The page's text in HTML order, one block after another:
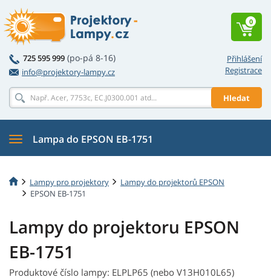
Přihlášení
Registrace
725 595 999 (po-pá 8-16)
info@projektory-lampy.cz
Hledat
0
Lampa do EPSON EB-1751
Lampy pro projektory
Lampy do projektorů EPSON
EPSON EB-1751
Lampy do projektoru EPSON
EB-1751
Produktové číslo lampy: ELPLP65 (nebo V13H010L65)